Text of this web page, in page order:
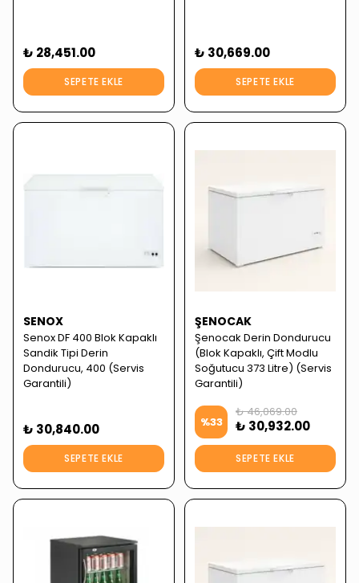
₺ 28,451.00
SEPETE EKLE
₺ 30,669.00
SEPETE EKLE
SENOX
Senox DF 400 Blok Kapaklı
Sandik Tipi Derin
Dondurucu, 400 (Servis
Garantili)
₺ 30,840.00
SEPETE EKLE
ŞENOCAK
Şenocak Derin Dondurucu
(Blok Kapaklı, Çift Modlu
Soğutucu 373 Litre) (Servis
Garantili)
%33
₺ 46,069.00
₺ 30,932.00
SEPETE EKLE